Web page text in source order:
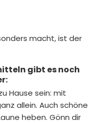
macht, ist der
gibt es noch
Hause sein: mit
allein. Auch schöne
heben. Gönn dir